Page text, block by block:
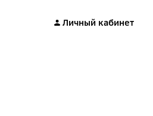
Личный кабинет